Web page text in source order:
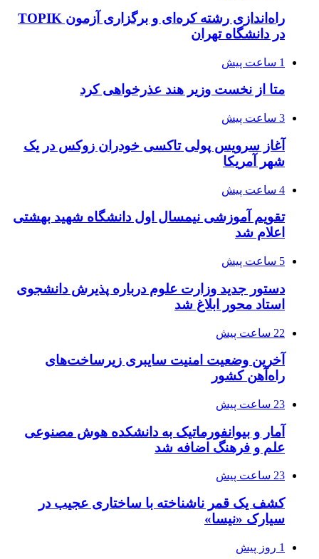
راه‌اندازی رشته کره‌ای و برگزاری آزمون TOPIK
در دانشگاه تهران
1 ساعت پیش
متا از نخست وزیر هند عذرخواهی کرد
3 ساعت پیش
آغاز سرویس پولی تاکسی خودران زوکس در یک
شهر آمریکا
4 ساعت پیش
تقویم آموزشی نیمسال اول دانشگاه شهید بهشتی
اعلام شد
5 ساعت پیش
دستور جدید وزارت علوم درباره پذیرش دانشجوی
استاد محور ابلاغ شد
22 ساعت پیش
آخرین وضعیت امنیت سایبری زیرساخت‌های
راه‌آهن کشور
23 ساعت پیش
آمار و بیوانفورماتیک به دانشکده هوش مصنوعی
علم و فرهنگ اضافه شد
23 ساعت پیش
کشف یک قمر ناشناخته با ساختاری عجیب در
سیارک «نیسا»
1 روز پیش